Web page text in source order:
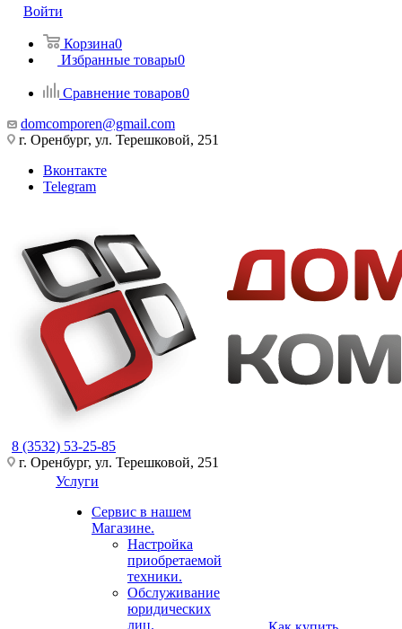
Войти
Корзина0
Избранные товары0
Сравнение товаров0
domcomporen@gmail.com
г. Оренбург, ул. Терешковой, 251
Вконтакте
Telegram
8 (3532) 53-25-85
г. Оренбург, ул. Терешковой, 251
Услуги
Сервис в нашем
Магазине.
Настройка
приобретаемой
техники.
Обслуживание
юридических
лиц.